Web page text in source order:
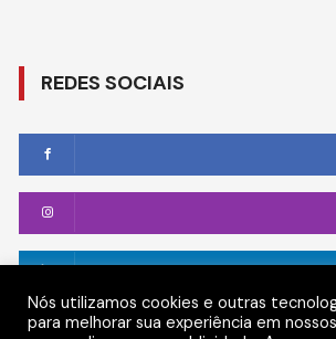
REDES SOCIAIS
Nós utilizamos cookies e outras
para melhorar sua experiência em